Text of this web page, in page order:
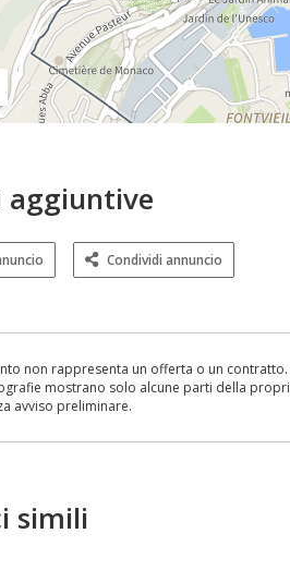
aggiuntive
Condividi annuncio
non rappresenta un offerta o un
mostrano solo alcune parti della
avviso preliminare.
simili